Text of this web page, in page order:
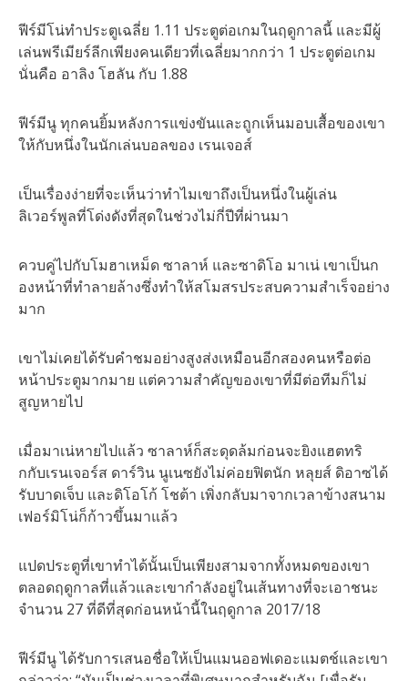
ฟีร์มีโน่ทำประตูเฉลี่ย 1.11 ประตูต่อเกมในฤดูกาลนี้ และมีผู้
เล่นพรีเมียร์ลีกเพียงคนเดียวที่เฉลี่ยมากกว่า 1 ประตูต่อเกม
นั่นคือ อาลิง โฮลัน กับ 1.88
ฟีร์มีนู ทุกคนยิ้มหลังการแข่งขันและถูกเห็นมอบเสื้อของเขา
ให้กับหนึ่งในนักเล่นบอลของ เรนเจอส์
เป็นเรื่องง่ายที่จะเห็นว่าทำไมเขาถึงเป็นหนึ่งในผู้เล่น
ลิเวอร์พูลที่โด่งดังที่สุดในช่วงไม่กี่ปีที่ผ่านมา
ควบคู่ไปกับโมฮาเหม็ด ซาลาห์ และซาดิโอ มาเน่ เขาเป็นก
องหน้าที่ทำลายล้างซึ่งทำให้สโมสรประสบความสำเร็จอย่าง
มาก
เขาไม่เคยได้รับคำชมอย่างสูงส่งเหมือนอีกสองคนหรือต่อ
หน้าประตูมากมาย แต่ความสำคัญของเขาที่มีต่อทีมก็ไม่
สูญหายไป
เมื่อมาเน่หายไปแล้ว ซาลาห์ก็สะดุดล้มก่อนจะยิงแฮตทริ
กกับเรนเจอร์ส ดาร์วิน นูเนซยังไม่ค่อยฟิตนัก หลุยส์ ดิอาซได้
รับบาดเจ็บ และดิโอโก้ โชต้า เพิ่งกลับมาจากเวลาข้างสนาม
เฟอร์มิโน่ก็ก้าวขึ้นมาแล้ว
แปดประตูที่เขาทำได้นั้นเป็นเพียงสามจากทั้งหมดของเขา
ตลอดฤดูกาลที่แล้วและเขากำลังอยู่ในเส้นทางที่จะเอาชนะ
จำนวน 27 ที่ดีที่สุดก่อนหน้านี้ในฤดูกาล 2017/18
ฟีร์มีนู ได้รับการเสนอชื่อให้เป็นแมนออฟเดอะแมตช์และเขา